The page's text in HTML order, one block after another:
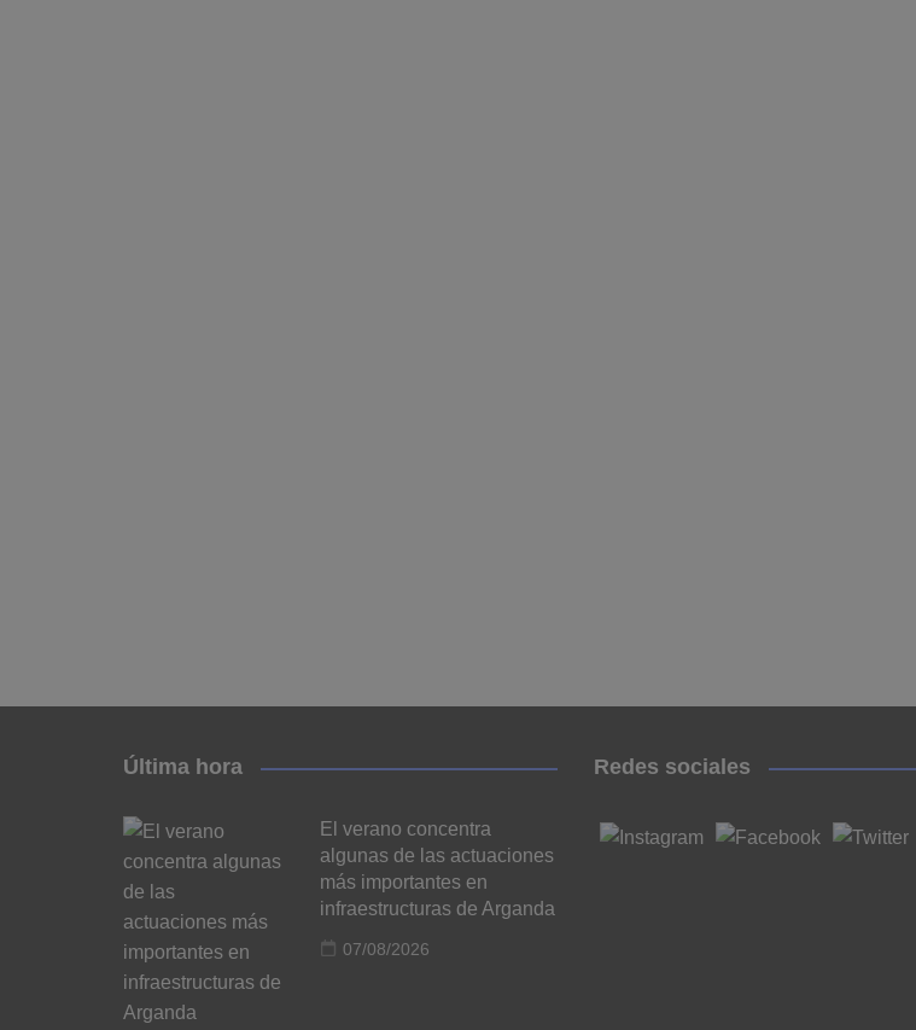
Última hora
El verano concentra
algunas de las actuaciones
más importantes en
infraestructuras de Arganda
07/08/2026
Redes sociales